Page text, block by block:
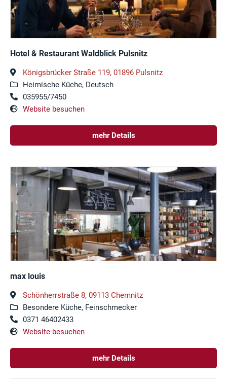
Hotel & Restaurant Waldblick Pulsnitz
Königsbrücker Straße 119, 01896 Pulsnitz
Heimische Küche, Deutsch
035955/7450
Website besuchen
mehr Details
max louis
Schönherrstraße 8, 09113 Chemnitz
Besondere Küche, Feinschmecker
0371 46402433
Website besuchen
mehr Details